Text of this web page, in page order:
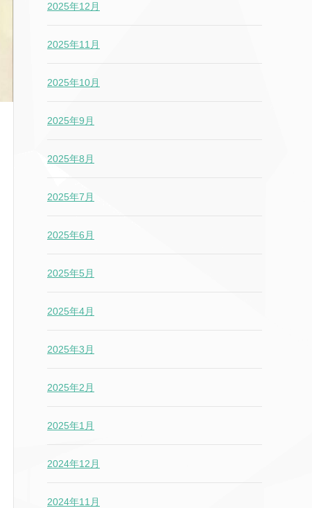
2025年12月
2025年11月
2025年10月
2025年9月
2025年8月
2025年7月
2025年6月
2025年5月
2025年4月
2025年3月
2025年2月
2025年1月
2024年12月
2024年11月